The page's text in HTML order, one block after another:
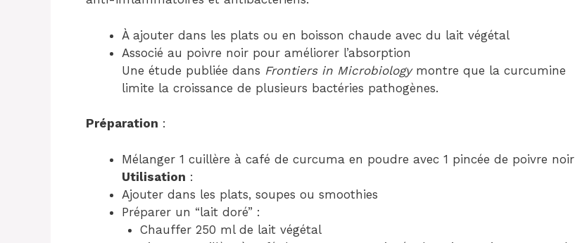
À ajouter dans les plats ou en boisson chaude avec du lait végétal
Associé au poivre noir pour améliorer l’absorption
Une étude publiée dans Frontiers in Microbiologymontre que la curcumine
limite la croissance de plusieurs bactéries pathogènes.
Préparation :
Mélanger 1 cuillère à café de curcuma en poudre avec 1 pincée de poivre noir
Utilisation :
Ajouter dans les plats, soupes ou smoothies
Préparer un “lait doré” :
Chauffer 250 ml de lait végétal